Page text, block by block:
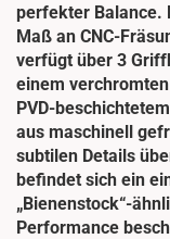
perfekter Balance.
Maß an CNC-
verfügt über 3
einem
PVD-
aus maschinell
subtilen Details
befindet sich ein
„Bienenstock“-
Performance